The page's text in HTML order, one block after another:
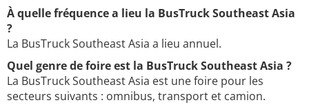
À quelle fréquence a lieu la BusTruck Southeast Asia
?
La BusTruck Southeast Asia a lieu annuel.
Quel genre de foire est la BusTruck Southeast Asia ?
La BusTruck Southeast Asia est une foire pour les
secteurs suivants : omnibus, transport et camion.